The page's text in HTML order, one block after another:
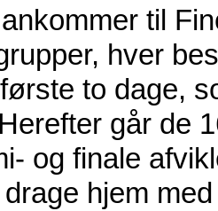
til
hver
to dage,
går de
og finale
hjem